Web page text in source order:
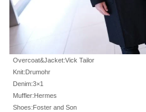
Overcoat&Jacket:Vick Tailor
Knit:Drumohr
Denim:3×1
Muffler:Hermes
Shoes:Foster and Son